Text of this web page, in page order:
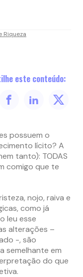
Riqueza
este conteúdo:
possuem o
lícito? A
tanto): TODAS
comigo que te
nojo, raiva e
como já
leu esse
alterações –
-, são
semelhante em
do que